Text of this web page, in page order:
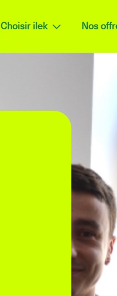
Choisir ilek Nos